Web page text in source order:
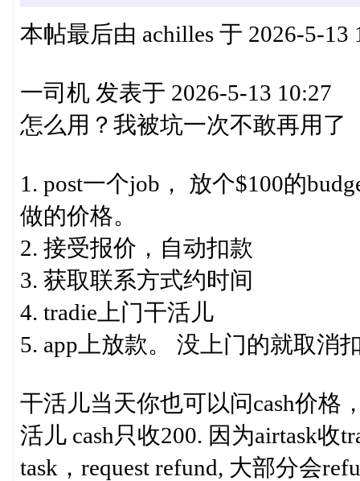
本帖最后由 achilles 于 2026-5-13
一司机 发表于 2026-5-13 10:27
怎么用？我被坑一次不敢再用了
1. post一个job， 放个$100的
做的价格。
2. 接受报价，自动扣款
3. 获取联系方式约时间
4. tradie上门干活儿
5. app上放款。 没上门的就取消
干活儿当天你也可以问cash价格
活儿 cash只收200. 因为airtask收
task，request refund, 大部分会